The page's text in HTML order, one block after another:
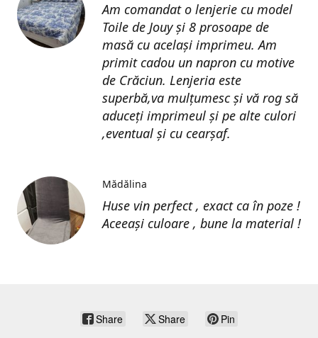
Am comandat o lenjerie cu model
Toile de Jouy și 8 prosoape de
masă cu același imprimeu. Am
primit cadou un napron cu motive
de Crăciun. Lenjeria este
superbă,va mulțumesc și vă rog să
aduceți imprimeul și pe alte culori
,eventual și cu cearșaf.
Huse vin perfect , exact ca în poze !
Aceeași culoare , bune la material !
Mădălina
Share Share Pin